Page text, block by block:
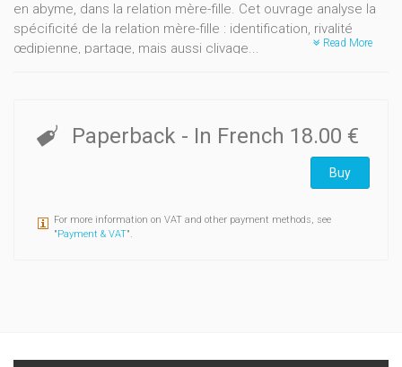
en abyme, dans la relation mère-fille. Cet ouvrage analyse la
spécificité de la relation mère-fille : identification, rivalité
œdipienne, partage, mais aussi clivage...
Comment la fille élabore-t-elle le deuil de son objet
maternel ? De quoi est faite la transmission
transgénérationnelle entre mère et fille ? Comment ces
questions s'inscrivent-elles dans les destins psychiques des
analytique peut-elle explorer cette relation et permettre
d'infléchir son devenir ?
Read More
Paperback - In French 18.00 €
Buy
For more information on VAT and other payment methods, see
"Payment & VAT".